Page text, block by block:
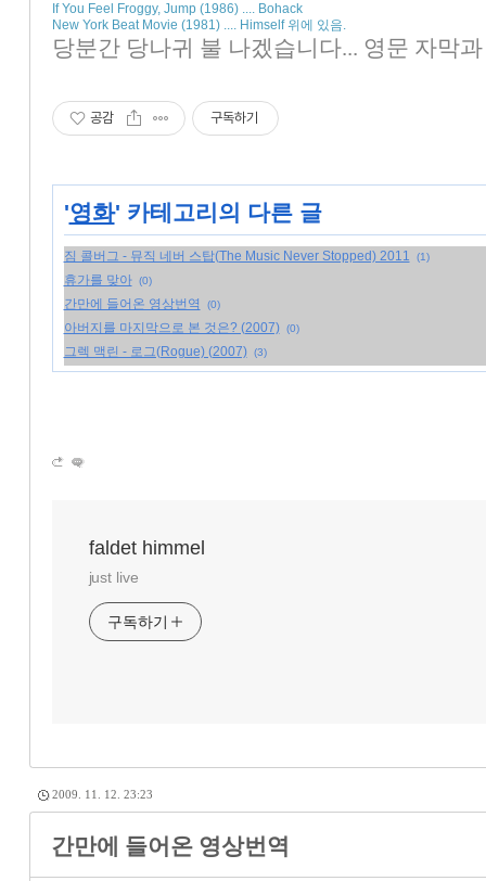
If You Feel Froggy, Jump (1986) .... Bohack
New York Beat Movie (1981) .... Himself 위에 있음.
당분간 당나귀 불 나겠습니다... 영문 자막
공감 구독하기
'영화' 카테고리의 다른 글
짐 콜버그 - 뮤직 네버 스탑(The Music Never Stopped) 2011 (1)
휴가를 맞아 (0)
간만에 들어온 영상번역 (0)
아버지를 마지막으로 본 것은? (2007) (0)
그렉 맥린 - 로그(Rogue) (2007) (3)
faldet himmel
just live
구독하기
2009. 11. 12. 23:23
간만에 들어온 영상번역